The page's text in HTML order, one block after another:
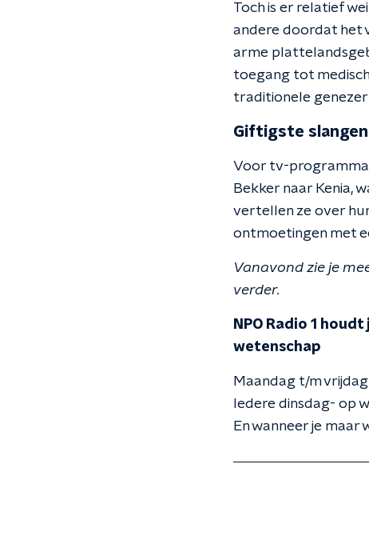
Toch is er relatief
andere doordat het
arme
toegang tot
traditionele genezer
Giftigste
Voor tv-programma
Bekker naar Kenia,
vertellen ze over
ontmoetingen met
Vanavond zie je
verder.
NPO Radio 1
wetenschap
Maandag t/m
Iedere dinsdag- op
En wanneer je maar